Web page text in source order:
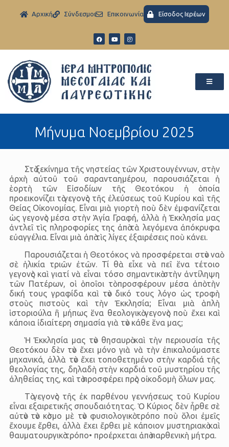
Aρχική Σύνδεσμοι Eπικοινωνία Είσοδος Ιερέων
Μήνυμα Νοεμβρίου 2025
Στὸ ξεκίνημα τῆς νηστείας τῶν Χριστουγέννων, στὴν
ἀρχὴ αὐτοῦ τοῦ σαρανταημέρου, παρουσιάζεται ἡ
ἑορτὴ τῶν Εἰσοδίων τῆς Θεοτόκου ἡ ὁποία
προεικονίζει τὸ γεγονὸς τῆς ἐλεύσεως τοῦ Κυρίου καὶ τῆς
Θείας Οἰκονομίας. Εἶναι μιὰ γιορτὴ ποὺ δὲν ἐμφανίζεται
ὡς γεγονὸς μέσα στὴν Ἁγία Γραφή, ἀλλὰ ἡ Ἐκκλησία μας
ἀντλεῖ τὶς πληροφορίες της ἀπὸ τὰ λεγόμενα ἀπόκρυφα
εὐαγγέλια. Εἶναι μιὰ ἀπὸ τὶς λίγες ἐξαιρέσεις ποὺ κάνει.
Παρουσιάζεται ἡ Θεοτόκος νὰ προσφέρεται στὸν ναὸ
σὲ ἡλικία τριῶν ἐτῶν. Τί θὰ εἶχε νὰ πεῖ ἕνα τέτοιο
γεγονὸς καὶ γιατί νὰ εἶναι τόσο σημαντικὸ στὴν ἀντίληψη
τῶν Πατέρων, οἱ ὁποῖοι τὸ προσφέρουν μέσα ἀπὸ τὴν
δική τους γραφίδα καὶ τὸν δικό τους λόγο ὡς τροφὴ
στοὺς πιστοὺς καὶ τὴν Ἐκκλησία; Εἶναι μιὰ ἁπλὴ
ἱστοριούλα ἢ μήπως ἕνα θεολογικὸ γεγονὸς ποὺ ἔχει καὶ
κάποια ἰδιαίτερη σημασία γιὰ τὸν κάθε ἕνα μας;
Ἡ Ἐκκλησία μας τὸν θησαυρὸ καὶ τὴν περιουσία τῆς
Θεοτόκου δὲν τὸν ἔχει μόνο γιὰ νὰ τὴν ἐπικαλούμαστε
μηχανικά, ἀλλὰ τὸν ἔχει τοποθετημένο στὴν καρδιά τῆς
θεολογίας της, δηλαδὴ στὴν καρδιά τοῦ μυστηρίου τῆς
ἀληθείας της, καὶ τὸ προσφέρει πρὸς οἰκοδομὴ ὅλων μας.
Τὸ γεγονὸς τῆς ἐκ παρθένου γεννήσεως τοῦ Κυρίου
εἶναι εξαιρετικῆς σπουδαιότητας. Ὁ Κύριος δὲν ἦρθε σὲ
αὐτὸν τὸν κὸσμο μὲ τὸν φυσιολογικὸ τρόπο ποὺ ὅλοι ἐμεῖς
ἔχουμε ἔρθει, ἀλλὰ ἔχει ἔρθει μὲ κάποιον μυστηριακὸ καὶ
θαυματουργικὸ τρόπο• προέρχεται ἀπὸ παρθενικὴ μήτρα.